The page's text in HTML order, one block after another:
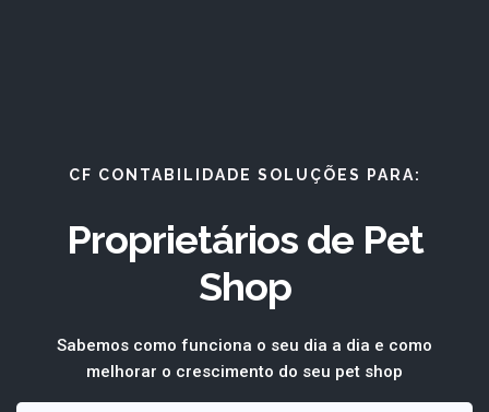
CF CONTABILIDADE SOLUÇÕES PARA:
Proprietários de Pet
Shop
Sabemos como funciona o seu dia a dia e como
melhorar o crescimento do seu pet shop